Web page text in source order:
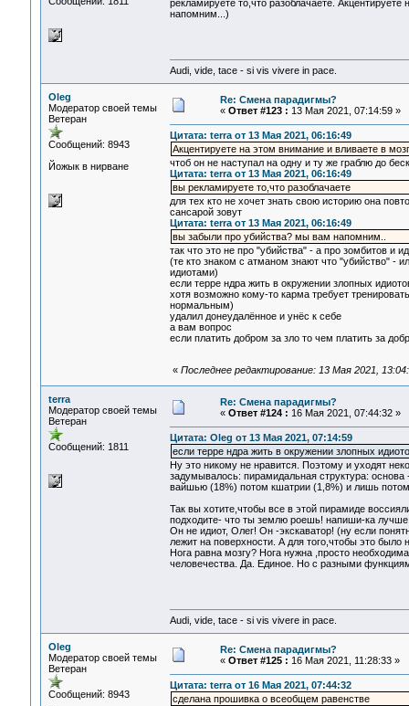
рекламируете то,что разоблачаете.
напомним...)
Audi, vide, tace - si vis vivere in pace.
Oleg
Модератор своей темы
Ветеран
Сообщений: 8943
Йожык в нирване
Re: Смена парадигмы?
« Ответ #123 : 13 Мая 2021, 07:14:59 »
Цитата: terra от 13 Мая 2021, 06:16:49
Акцентируете на этом внимание и вливаете в
чтоб он не наступал на одну и ту же граблю до
Цитата: terra от 13 Мая 2021, 06:16:49
вы рекламируете то,что разоблачаете
для тех кто не хочет знать свою историю она
сансарой зовут
Цитата: terra от 13 Мая 2021, 06:16:49
вы забыли про убийства? мы вам напомним..
так что это не про "убийства" - а про зомбитов и
(те кто знаком с атманом знают что "убийство" -
идиотами)
если терре ндра жить в окружении злопных
хотя возможно кому-то карма требует
нормальным)
удалил донеудалённое и унёс к себе
а вам вопрос
если платить добром за зло то чем платить за
« Последнее редактирование: 13 Мая 2021,
terra
Модератор своей темы
Ветеран
Сообщений: 1811
Re: Смена парадигмы?
« Ответ #124 : 16 Мая 2021, 07:44:32 »
Цитата: Oleg от 13 Мая 2021, 07:14:59
если терре ндра жить в окружении злопных
Ну это никому не нравится. Поэтому и уходят
задумывалось: пирамидальная структура:
вайшью (18%) потом кшатрии (1,8%) и лишь
Так вы хотите,чтобы все в этой пирамиде
подходите- что ты землю роешь! напиши-ка
Он не идиот, Олег! Он -экскаватор! (ну если
лежит на поверхности. А для того,чтобы это
Нога равна мозгу? Нога нужна ,просто
человечества. Да. Единое. Но с разными
Audi, vide, tace - si vis vivere in pace.
Oleg
Модератор своей темы
Ветеран
Сообщений: 8943
Re: Смена парадигмы?
« Ответ #125 : 16 Мая 2021, 11:28:33 »
Цитата: terra от 16 Мая 2021, 07:44:32
сделана прошивка о всеобщем равенстве